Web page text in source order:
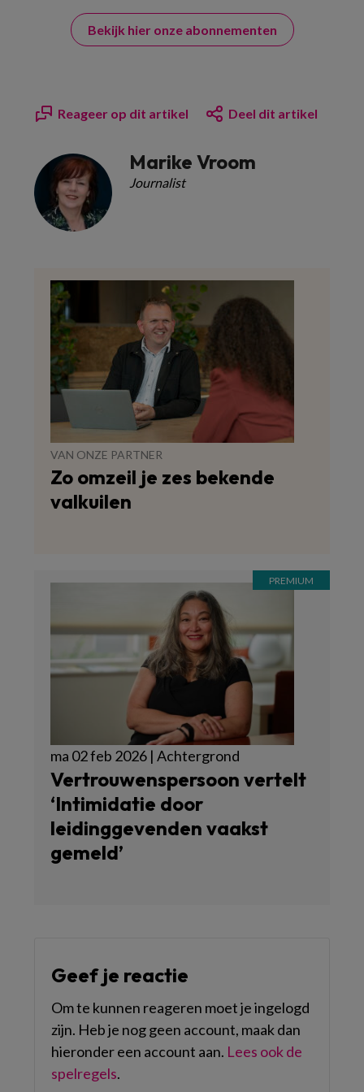
Bekijk hier onze abonnementen
Reageer op dit artikel Deel dit artikel
Marike Vroom
Journalist
VAN ONZE PARTNER
Zo omzeil je zes bekende
valkuilen
ma 02 feb 2026 | Achtergrond
Vertrouwenspersoon vertelt
‘Intimidatie door
leidinggevenden vaakst
gemeld’
Geef je reactie
Om te kunnen reageren moet je ingelogd
zijn. Heb je nog geen account, maak dan
hieronder een account aan. Lees ook de
spelregels.